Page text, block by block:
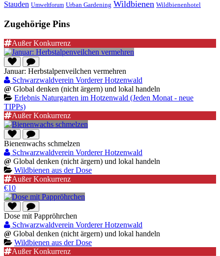
Stauden Umweltforum Urban Gardening Wildbienen Wildbienenhotel
Zugehörige Pins
Außer Konkurrenz
Januar: Herbstalpenveilchen vermehren
Schwarzwaldverein Vorderer Hotzenwald
@ Global denken (nicht ärgern) und lokal handeln
Erlebnis Naturgarten im Hotzenwald (Jeden Monat - neue
TIPPs)
Außer Konkurrenz
Bienenwachs schmelzen
Schwarzwaldverein Vorderer Hotzenwald
@ Global denken (nicht ärgern) und lokal handeln
Wildbienen aus der Dose
Außer Konkurrenz
€10
Dose mit Pappröhrchen
Schwarzwaldverein Vorderer Hotzenwald
@ Global denken (nicht ärgern) und lokal handeln
Wildbienen aus der Dose
Außer Konkurrenz